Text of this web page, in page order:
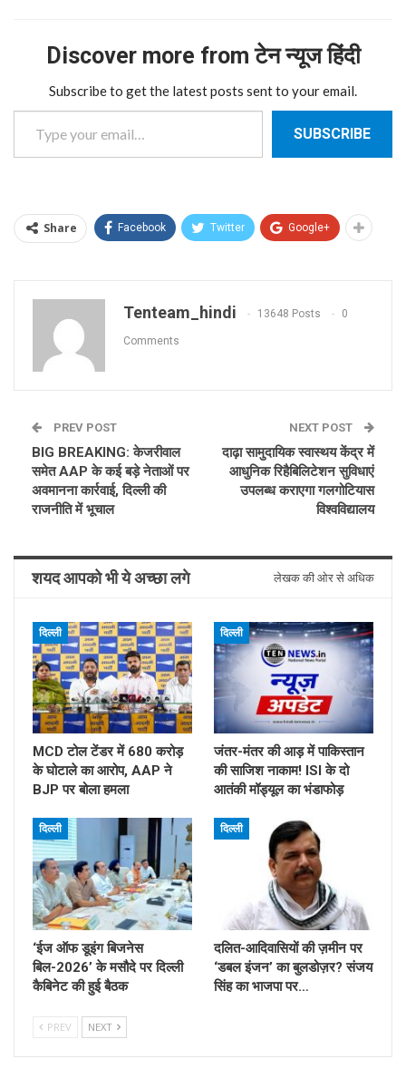
Discover more from टेन न्यूज हिंदी
Subscribe to get the latest posts sent to your email.
Type your email…
SUBSCRIBE
Share Facebook Twitter Google+
Tenteam_hindi 13648 Posts 0
Comments
PREV POST
BIG BREAKING: केजरीवाल
समेत AAP के कई बड़े नेताओं पर
अवमानना कार्रवाई, दिल्ली की
राजनीति में भूचाल
NEXT POST
दाढ़ा सामुदायिक स्वास्थय केंद्र में
आधुनिक रिहैबिलिटेशन सुविधाएं
उपलब्ध कराएगा गलगोटियास
विश्वविद्यालय
शयद आपको भी ये अच्छा लगे लेखक की ओर से अधिक
दिल्ली
MCD टोल टेंडर में 680 करोड़
के घोटाले का आरोप, AAP ने
BJP पर बोला हमला
दिल्ली
जंतर-मंतर की आड़ में पाकिस्तान
की साजिश नाकाम! ISI के दो
आतंकी मॉड्यूल का भंडाफोड़
दिल्ली
‘ईज ऑफ डूइंग बिजनेस
बिल-2026’ के मसौदे पर दिल्ली
कैबिनेट की हुई बैठक
दिल्ली
दलित-आदिवासियों की ज़मीन पर
‘डबल इंजन’ का बुलडोज़र? संजय
सिंह का भाजपा पर…
PREV NEXT